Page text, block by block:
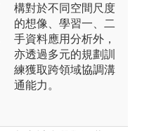
構對於不同空間尺度
的想像、學習一、二
手資料應用分析外，
亦透過多元的規劃訓
練獲取跨領域協調溝
通能力。